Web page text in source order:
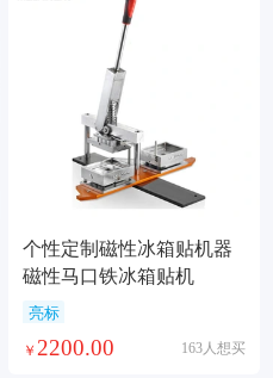
个性定制磁性冰箱贴机器
磁性马口铁冰箱贴机
亮标
￥ 2200.00 163人想买